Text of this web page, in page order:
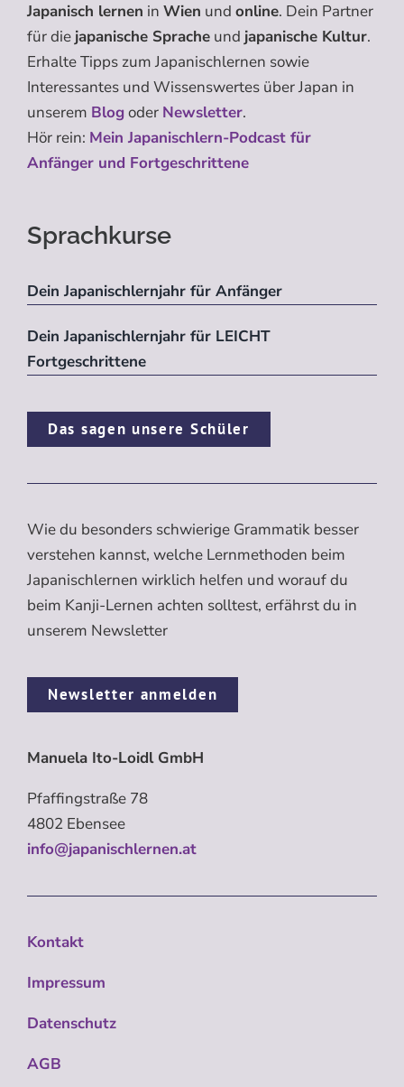
Japanisch lernen in Wien und online. Dein Partner
für die japanische Sprache und japanische Kultur.
Erhalte Tipps zum Japanischlernen sowie
Interessantes und Wissenswertes über Japan in
unserem Blogoder Newsletter.
Hör rein: Mein Japanischlern-Podcast für
Anfänger und Fortgeschrittene
Sprachkurse
Dein Japanischlernjahr für Anfänger
Dein Japanischlernjahr für LEICHT
Fortgeschrittene
Das sagen unsere Schüler
Wie du besonders schwierige Grammatik besser
verstehen kannst, welche Lernmethoden beim
Japanischlernen wirklich helfen und worauf du
beim Kanji-Lernen achten solltest, erfährst du in
unserem Newsletter
Newsletter anmelden
Manuela Ito-Loidl GmbH
Pfaffingstraße 78
4802 Ebensee
info@japanischlernen.at
Kontakt
Impressum
Datenschutz
AGB